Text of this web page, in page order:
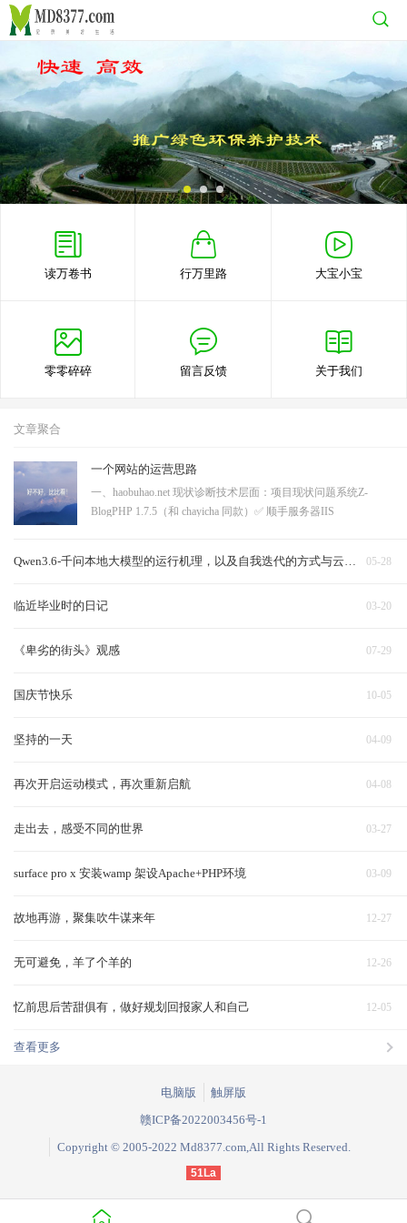
读万卷书 行万里路 大宝小宝
零零碎碎 留言反馈 关于我们
文章聚合
一个网站的运营思路
一、haobuhao.net 现状诊断技术层面：项目现状问题系统Z-
BlogPHP 1.7.5（和 chayicha 同款）✅ 顺手服务器IIS
擎收录靠运气URL 结构?
05-28
03-20
临近毕业时的日记
07-29
《卑劣的街头》观感
10-05
国庆节快乐
04-09
坚持的一天
04-08
再次开启运动模式，再次重新启航
03-27
走出去，感受不同的世界
03-09
surface pro x 安装wamp 架设Apache+PHP环境
12-27
故地再游，聚集吹牛谋来年
12-26
无可避免，羊了个羊的
12-05
忆前思后苦甜俱有，做好规划回报家人和自己
查看更多
电脑版
触屏版
赣ICP备2022003456号-1
Copyright © 2005-2022 Md8377.com,All Rights Reserved.
51La